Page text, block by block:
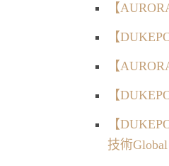
【
【
【
【
【
技術